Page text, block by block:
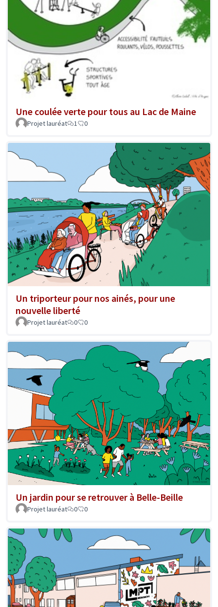
Une coulée verte pour tous au Lac de Maine
Projet lauréat 1 0
Un triporteur pour nos ainés, pour une
nouvelle liberté
Projet lauréat 0 0
Un jardin pour se retrouver à Belle-Beille
Projet lauréat 0 0